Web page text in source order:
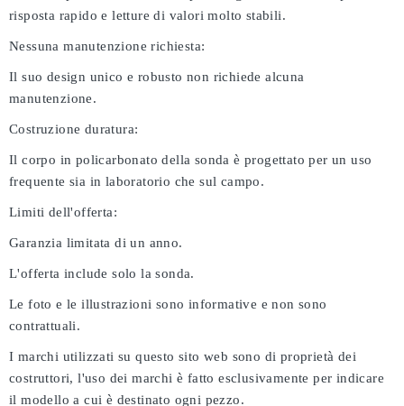
risposta rapido e letture di valori molto stabili.
Nessuna manutenzione richiesta:
Il suo design unico e robusto non richiede alcuna
manutenzione.
Costruzione duratura:
Il corpo in policarbonato della sonda è progettato per un uso
frequente sia in laboratorio che sul campo.
Limiti dell'offerta:
Garanzia limitata di un anno.
L'offerta include solo la sonda.
Le foto e le illustrazioni sono informative e non sono
contrattuali.
I marchi utilizzati su questo sito web sono di proprietà dei
costruttori, l'uso dei marchi è fatto esclusivamente per indicare
il modello a cui è destinato ogni pezzo.